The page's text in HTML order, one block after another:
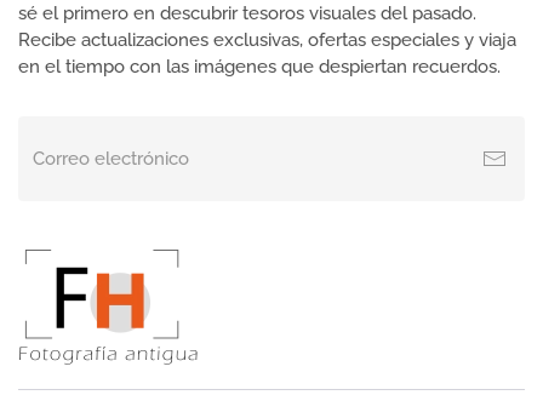
sé el primero en descubrir tesoros visuales del pasado.
Recibe actualizaciones exclusivas, ofertas especiales y viaja
en el tiempo con las imágenes que despiertan recuerdos.